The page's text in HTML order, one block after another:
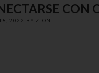
CON
2022 BY ZION